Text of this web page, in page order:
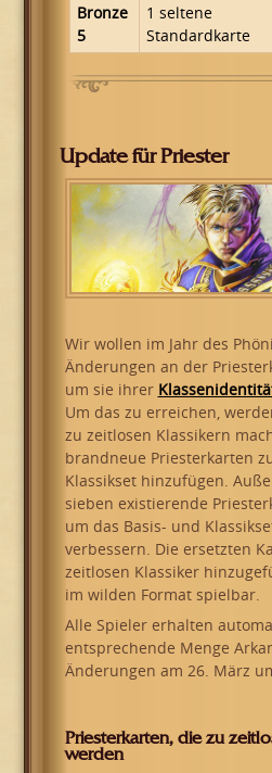
Bronze
5
1 seltene
Standardkarte
Update für Priester
Wir wollen im Jahr des
Änderungen an der
um sie ihrer
Um das zu erreichen,
zu zeitlosen Klassikern
brandneue Priesterkarten
Klassikset hinzufügen.
sieben existierende
um das Basis- und
verbessern. Die ersetzten
zeitlosen Klassiker
im wilden Format spielbar.
Alle Spieler erhalten
entsprechende Menge
Änderungen am 26. März
Priesterkarten, die zu
werden